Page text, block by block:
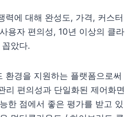
력에 대해 완성도, 가격, 커스터
용자 편의성, 10년 이상의 클라
았다.
환경을 지원하는 플랫폼으로써
리 편의성과 단일화된 제어화면
한 점에서 좋은 평가를 받고 있